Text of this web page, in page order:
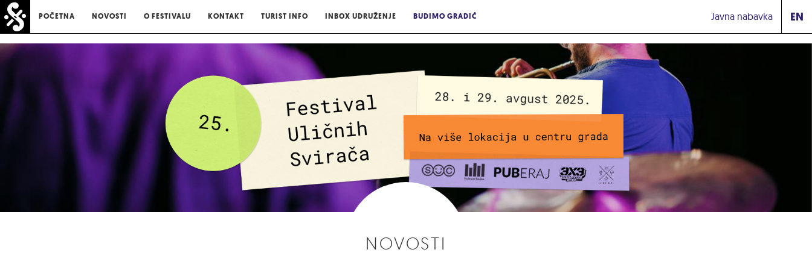
POČETNA NOVOSTI O FESTIVALU KONTAKT TURIST INFO INBOX UDRUŽENJE BUDIMO GRADIĆ EN
Javna nabavka
NOVOSTI